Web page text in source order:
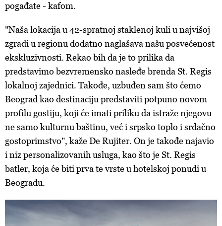
pogađate - kafom.
"Naša lokacija u 42-spratnoj staklenoj kuli u najvišoj
zgradi u regionu dodatno naglašava našu posvećenost
ekskluzivnosti. Rekao bih da je to prilika da
predstavimo bezvremensko nasleđe brenda St. Regis
lokalnoj zajednici. Takođe, uzbuđen sam što ćemo
Beograd kao destinaciju predstaviti potpuno novom
profilu gostiju, koji će imati priliku da istraže njegovu
ne samo kulturnu baštinu, već i srpsko toplo i srdačno
gostoprimstvo", kaže De Rujiter. On je takođe najavio
i niz personalizovanih usluga, kao što je St. Regis
batler, koja će biti prva te vrste u hotelskoj ponudi u
Beogradu.